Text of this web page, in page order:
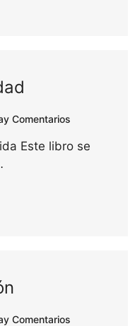
Comentarios
Este libro se
Comentarios